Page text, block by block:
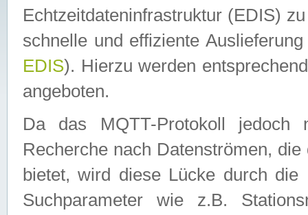
Echtzeitdateninfrastruktur (EDIS)
schnelle und effiziente
EDIS). Hierzu werden
angeboten.
Da das MQTT-Protokoll jedoch
Recherche nach Datenströmen,
bietet, wird diese Lücke durch die
Suchparameter wie z.B.